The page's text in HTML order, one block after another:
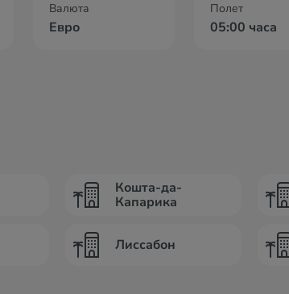
Валюта
Евро
Полет
05:00 часа
Кошта-да-
Капарика
Лиссабон